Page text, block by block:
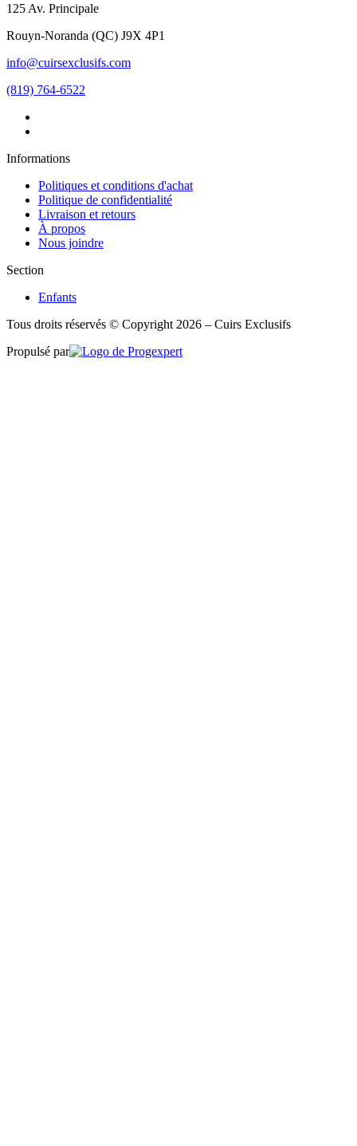
125 Av. Principale
Rouyn-Noranda (QC) J9X 4P1
info@cuirsexclusifs.com
(819) 764-6522
Informations
Politiques et conditions d'achat
Politique de confidentialité
Livraison et retours
À propos
Nous joindre
Section
Enfants
Tous droits réservés © Copyright 2026 – Cuirs Exclusifs
Propulsé par